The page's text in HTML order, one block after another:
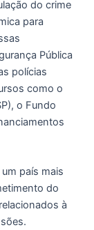
do crime
para
Pública
polícias
como o
o Fundo
país mais
do
à